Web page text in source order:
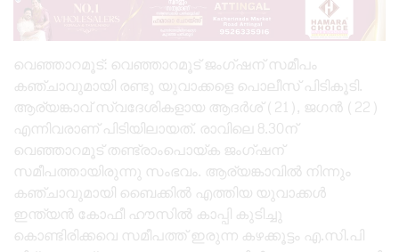
വെഞ്ഞാറമൂട്: വെഞ്ഞാറമൂട് ജംഗ്ഷന് സമീപം
കഞ്ചാവുമായി രണ്ടു യുവാക്കളെ പൊലീസ് പിടികൂടി.
ആര്യങ്കാവ് സ്വദേശികളായ ആദർശ് (21), ജഗൻ (22)
എന്നിവരാണ് പിടിയിലായത്. രാവിലെ 8.30ന്
വെഞ്ഞാറമൂട് തണ്ട്രാംപൊയ്ക ജംഗ്ഷന്
സമീപത്തായിരുന്നു സംഭവം. ആര്യങ്കാവിൽ നിന്നും
കഞ്ചാവുമായി ബൈക്കിൽ എത്തിയ യുവാക്കൾ
ഇന്ത്യൻ കോഫീ ഹൗസിൽ കാപ്പി കുടിച്ചു
കൊണ്ടിരിക്കവെ സമീപത്ത് ഇരുന്ന കഴക്കൂട്ടം എ.സി.പി